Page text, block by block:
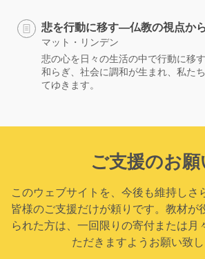
悲を行動に移す―仏教の視点から
マット・リンデン
悲の心を日々の生活の中で行動に移
和らぎ、社会に調和が生まれ、私た
てゆきます。
ご支援のお願
このウェブサイトを、今後も維持しさ
皆様のご支援だけが頼りです。教材が
られた方は、一回限りの寄付または月
ただきますようお願い致し